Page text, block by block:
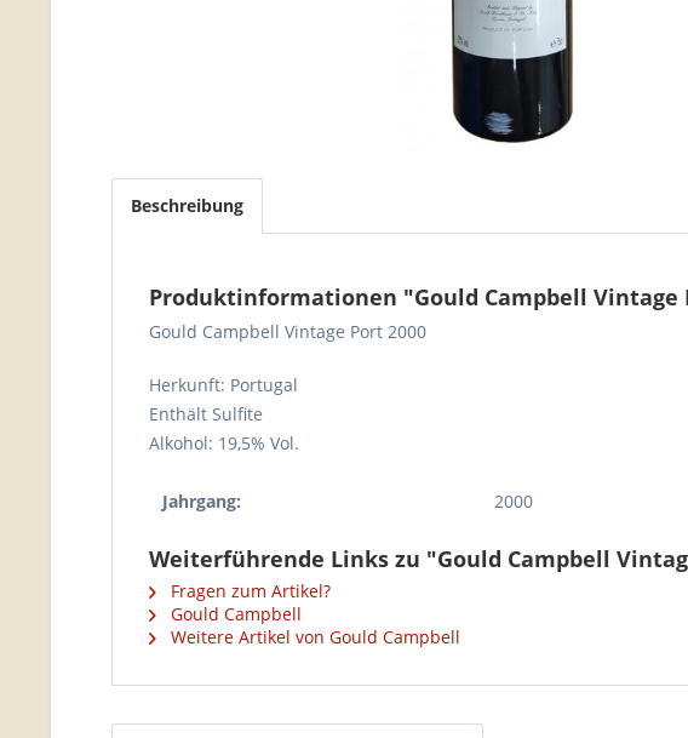
Beschreibung
Produktinformationen "Gould Campbell Vintage
Gould Campbell Vintage Port 2000
Herkunft: Portugal
Enthält Sulfite
Alkohol: 19,5% Vol.
Jahrgang: 2000
Weiterführende Links zu "Gould Campbell
Fragen zum Artikel?
Gould Campbell
Weitere Artikel von Gould Campbell